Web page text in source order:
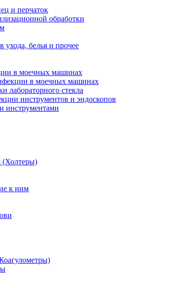
и перчаток
обработки
ухода, белья и прочее
в моечных машинах
в моечных машинах
лабораторного стекла
инструментов и эндоскопов
инструментами
(Холтеры)
к ним